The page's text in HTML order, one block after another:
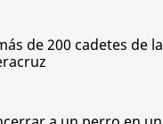
de 200 cadetes de la